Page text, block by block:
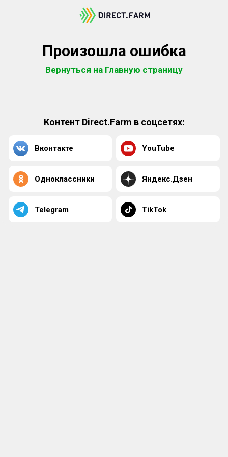
Произошла ошибка
Вернуться на Главную страницу
Контент Direct.Farm в соцсетях:
Вконтакте YouTube
Одноклассники Яндекс.Дзен
Telegram TikTok